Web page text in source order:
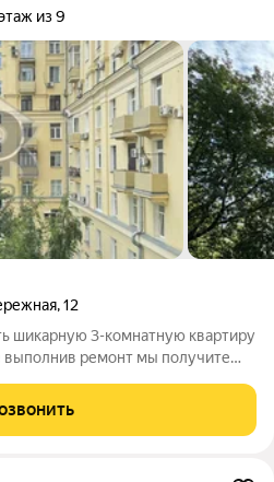
из 9
,12
шикарную 3-комнатную квартиру
выполнив ремонт мы получите
сделать все под себя.